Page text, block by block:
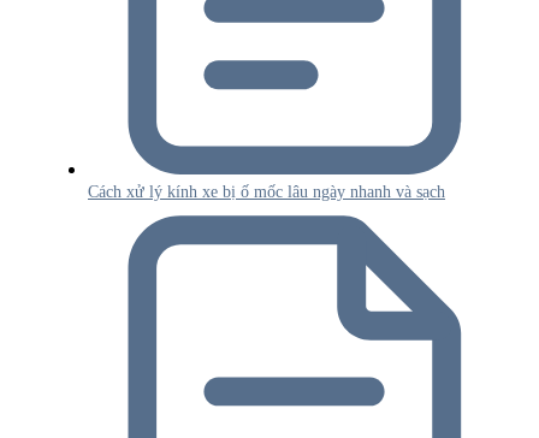
Cách xử lý kính xe bị ố mốc lâu ngày nhanh và sạch